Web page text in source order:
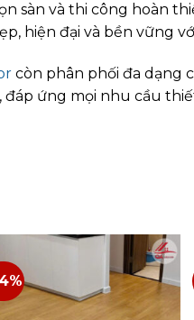
sàn và thi công hoàn
hiện đại và bền vững
còn phân phối đa dạng
ứng mọi nhu cầu